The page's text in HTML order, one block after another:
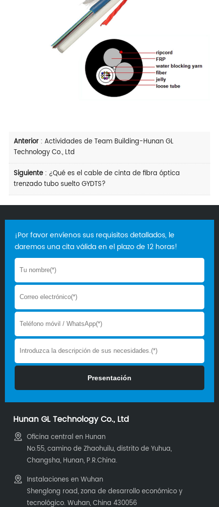
Anterior: Actividades de Team Building-Hunan GL
Technology Co., Ltd
Siguiente: ¿Qué es el cable de cinta de fibra óptica
trenzado tubo suelto GYDTS?
¡Por favor envíenos sus requisitos detallados, le
daremos una cita válida en el plazo de 12 horas!
Hunan GL Technology Co., Ltd
Oficina central en Hunan
No.55, camino de Zhaohuilu, distrito de Yuhua,
Changsha, Hunan, P.R.China.
Instalaciones en Wuhan
Shenglong road, zona de desarrollo económico y
tecnológico. Wuhan, China 430056